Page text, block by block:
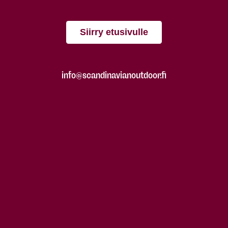
Siirry etusivulle
info@scandinavianoutdoor.fi